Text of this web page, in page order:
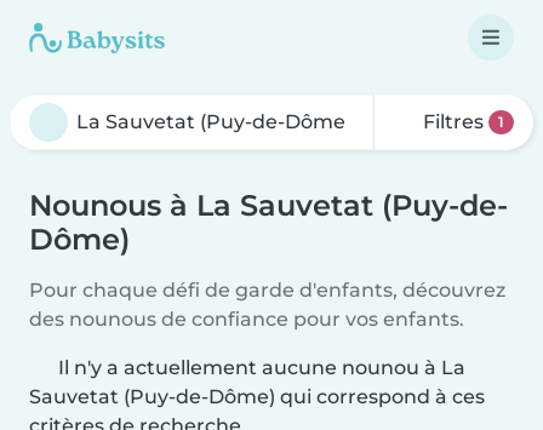
Filtres 1
Nounous à La Sauvetat (Puy-de-
Dôme)
Pour chaque défi de garde d'enfants, découvrez
des nounous de confiance pour vos enfants.
Il n'y a actuellement aucune nounou à La
Sauvetat (Puy-de-Dôme) qui correspond à ces